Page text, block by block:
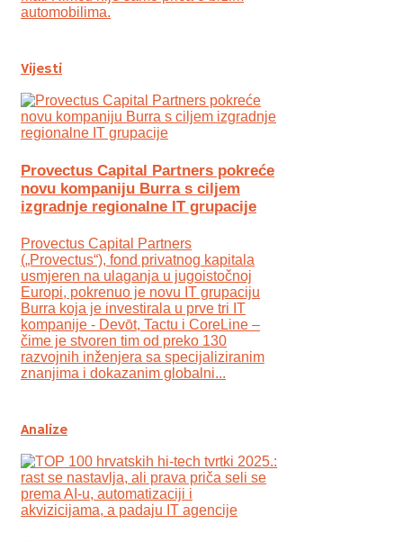
automobilima.
Vijesti
Provectus Capital Partners pokreće
novu kompaniju Burra s ciljem
izgradnje regionalne IT grupacije
Provectus Capital Partners
(„Provectus“), fond privatnog kapitala
usmjeren na ulaganja u jugoistočnoj
Europi, pokrenuo je novu IT grupaciju
Burra koja je investirala u prve tri IT
kompanije - Devōt, Tactu i CoreLine –
čime je stvoren tim od preko 130
razvojnih inženjera sa specijaliziranim
znanjima i dokazanim globalni...
Analize